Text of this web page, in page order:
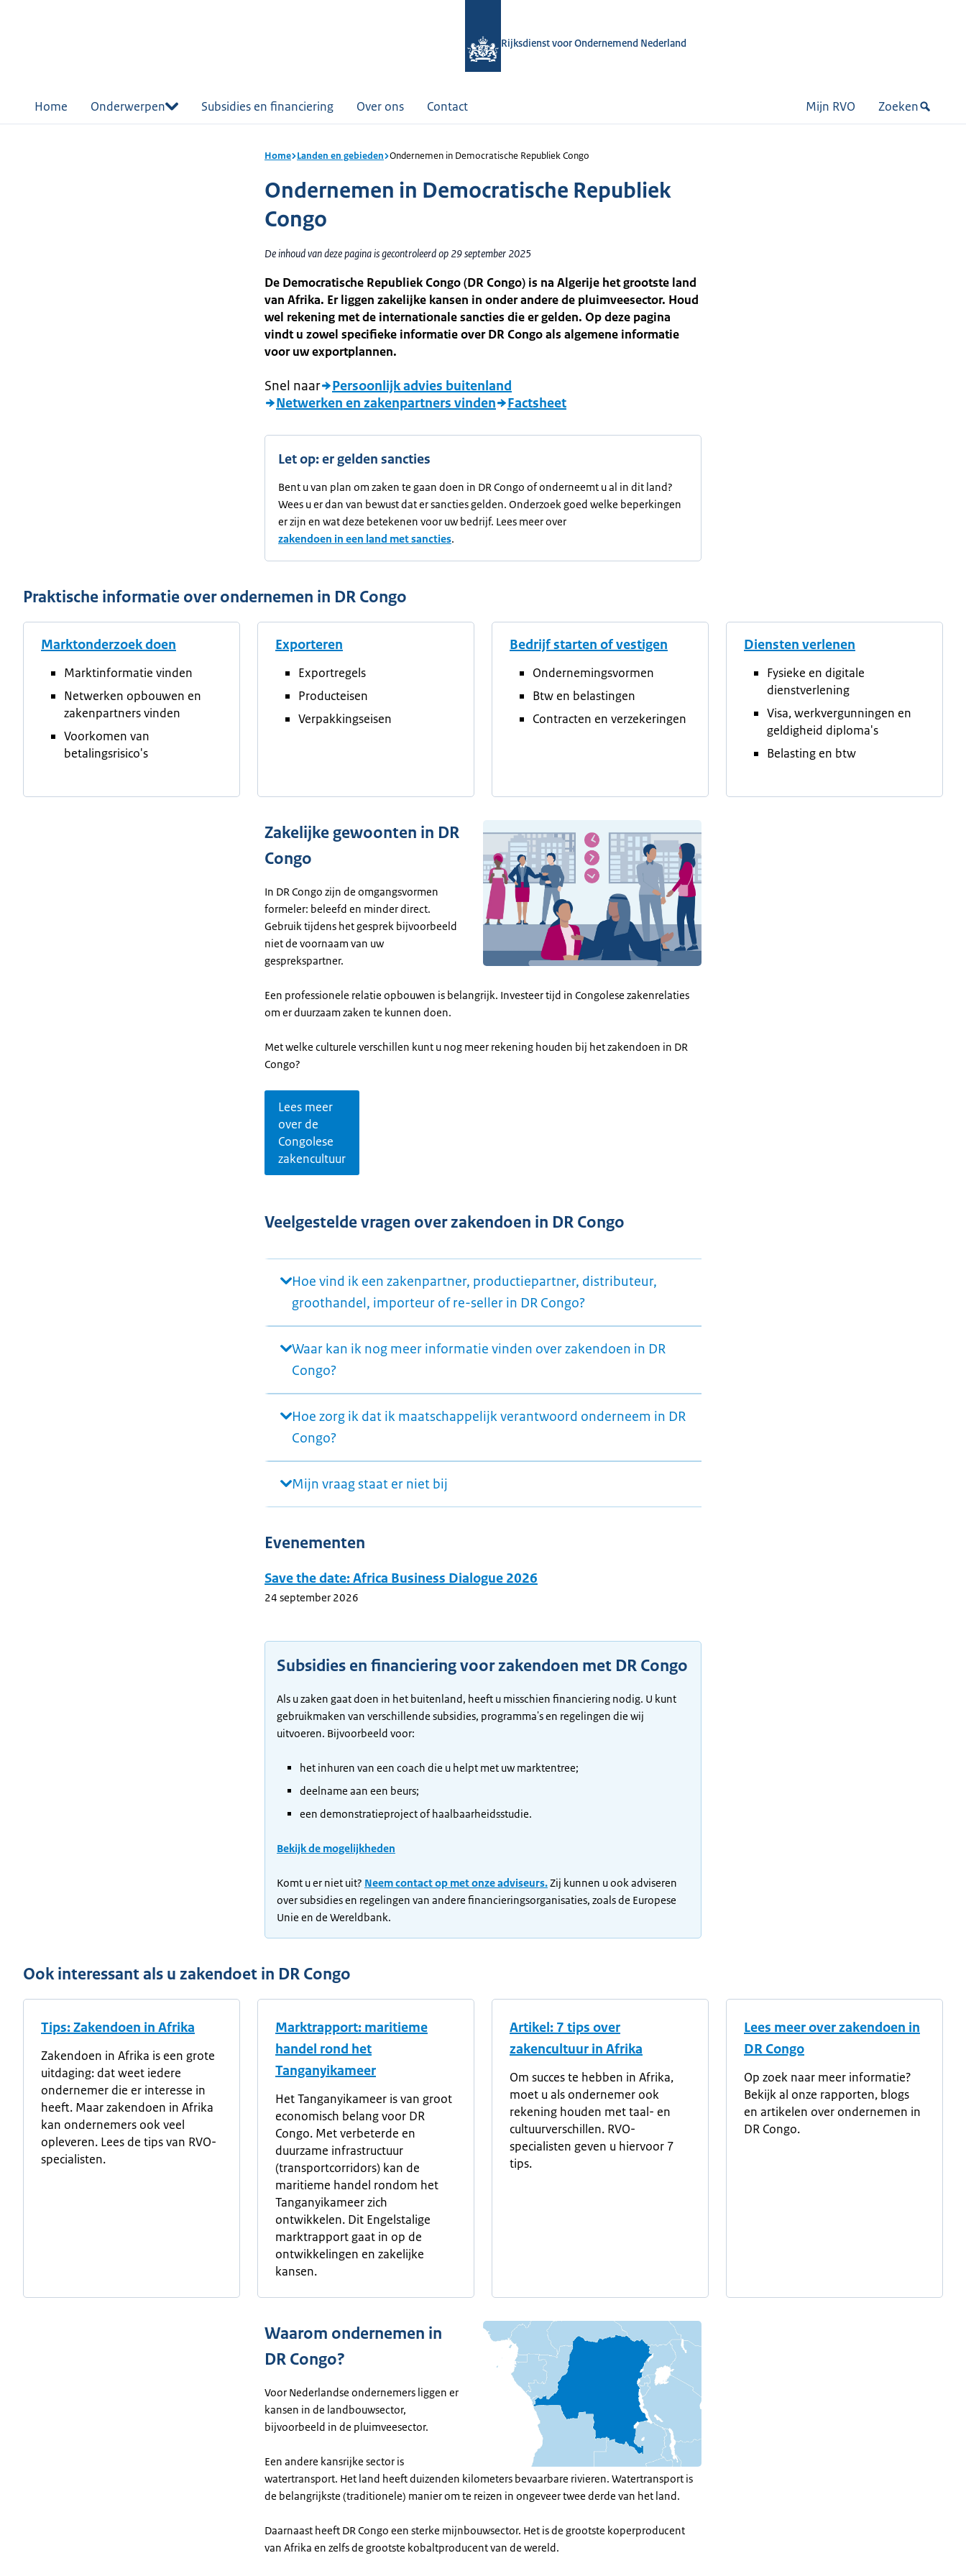
Rijksdienst voor Ondernemend Nederland
Home Onderwerpen Subsidies en financiering Over ons Contact Mijn RVO Zoeken
Home Landen en gebieden Ondernemen in Democratische Republiek Congo
Ondernemen in Democratische Republiek
Congo
De inhoud van deze pagina is gecontroleerd op 29 september 2025
De Democratische Republiek Congo (DR Congo) is na Algerije het grootste land
van Afrika. Er liggen zakelijke kansen in onder andere de pluimveesector. Houd
wel rekening met de internationale sancties die er gelden. Op deze pagina
vindt u zowel specifieke informatie over DR Congo als algemene informatie
voor uw exportplannen.
Snel naar
Persoonlijk advies buitenland
Netwerken en zakenpartners vinden
Factsheet
Let op: er gelden sancties
Bent u van plan om zaken te gaan doen in DR Congo of onderneemt u al in dit land?
Wees u er dan van bewust dat er sancties gelden. Onderzoek goed welke beperkingen
er zijn en wat deze betekenen voor uw bedrijf. Lees meer over
zakendoen in een land met sancties.
Praktische informatie over ondernemen in DR Congo
Marktonderzoek doen
Marktinformatie vinden
Netwerken opbouwen en
zakenpartners vinden
Voorkomen van
betalingsrisico's
Exporteren
Exportregels
Producteisen
Verpakkingseisen
Bedrijf starten of vestigen
Ondernemingsvormen
Btw en belastingen
Contracten en verzekeringen
Diensten verlenen
Fysieke en digitale
dienstverlening
Visa, werkvergunningen en
geldigheid diploma's
Belasting en btw
Zakelijke gewoonten in DR
Congo
In DR Congo zijn de omgangsvormen
formeler: beleefd en minder direct.
Gebruik tijdens het gesprek bijvoorbeeld
niet de voornaam van uw
gesprekspartner.
Een professionele relatie opbouwen is belangrijk. Investeer tijd in Congolese zakenrelaties
om er duurzaam zaken te kunnen doen.
Met welke culturele verschillen kunt u nog meer rekening houden bij het zakendoen in DR
Congo?
Lees meer
over de
Congolese
zakencultuur
Veelgestelde vragen over zakendoen in DR Congo
Hoe vind ik een zakenpartner, productiepartner, distributeur,
groothandel, importeur of re-seller in DR Congo?
Waar kan ik nog meer informatie vinden over zakendoen in DR
Congo?
Hoe zorg ik dat ik maatschappelijk verantwoord onderneem in DR
Congo?
Mijn vraag staat er niet bij
Evenementen
Save the date: Africa Business Dialogue 2026
24 september 2026
Subsidies en financiering voor zakendoen met DR Congo
Als u zaken gaat doen in het buitenland, heeft u misschien financiering nodig. U kunt
gebruikmaken van verschillende subsidies, programma's en regelingen die wij
uitvoeren. Bijvoorbeeld voor:
het inhuren van een coach die u helpt met uw marktentree;
deelname aan een beurs;
een demonstratieproject of haalbaarheidsstudie.
Bekijk de mogelijkheden
Komt u er niet uit? Neem contact op met onze adviseurs.Zij kunnen u ook adviseren
over subsidies en regelingen van andere financieringsorganisaties, zoals de Europese
Unie en de Wereldbank.
Ook interessant als u zakendoet in DR Congo
Tips: Zakendoen in Afrika
Zakendoen in Afrika is een grote
uitdaging: dat weet iedere
ondernemer die er interesse in
heeft. Maar zakendoen in Afrika
kan ondernemers ook veel
opleveren. Lees de tips van RVO-
specialisten.
Marktrapport: maritieme
handel rond het
Tanganyikameer
Het Tanganyikameer is van groot
economisch belang voor DR
Congo. Met verbeterde en
duurzame infrastructuur
(transportcorridors) kan de
maritieme handel rondom het
Tanganyikameer zich
ontwikkelen. Dit Engelstalige
marktrapport gaat in op de
ontwikkelingen en zakelijke
kansen.
Artikel: 7 tips over
zakencultuur in Afrika
Om succes te hebben in Afrika,
moet u als ondernemer ook
rekening houden met taal- en
cultuurverschillen. RVO-
specialisten geven u hiervoor 7
tips.
Lees meer over zakendoen in
DR Congo
Op zoek naar meer informatie?
Bekijk al onze rapporten, blogs
en artikelen over ondernemen in
DR Congo.
Waarom ondernemen in
DR Congo?
Voor Nederlandse ondernemers liggen er
kansen in de landbouwsector,
bijvoorbeeld in de pluimveesector.
Een andere kansrijke sector is
watertransport. Het land heeft duizenden kilometers bevaarbare rivieren. Watertransport is
de belangrijkste (traditionele) manier om te reizen in ongeveer twee derde van het land.
Daarnaast heeft DR Congo een sterke mijnbouwsector. Het is de grootste koperproducent
van Afrika en zelfs de grootste kobaltproducent van de wereld.